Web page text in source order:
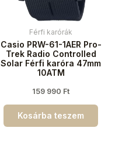
Férfi karórák
Casio PRW-61-1AER Pro-
Trek Radio Controlled
Solar Férfi karóra 47mm
10ATM
159 990 Ft
Kosárba teszem